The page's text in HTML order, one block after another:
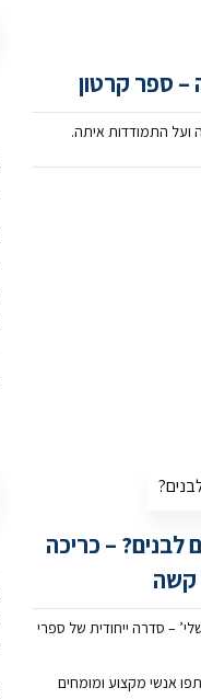
– ספר קרטון
ועל התמודדות איתה.
לבנים? – כריכה
קשה
– סדרה ייחודית של ספרי
אנשי מקצוע ומומחים